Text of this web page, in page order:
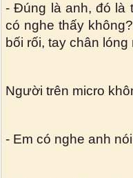
- Đúng là anh, đó là
có nghe thấy
bối rối, tay chân
Người trên micro
- Em có nghe anh